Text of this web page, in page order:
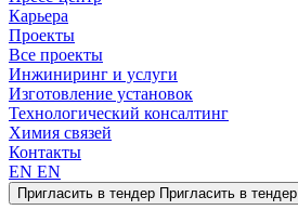
Карьера
Проекты
Все проекты
Инжиниринг и услуги
Изготовление установок
Технологический консалтинг
Химия связей
Контакты
EN EN
Пригласить в тендер Пригласить в тендер